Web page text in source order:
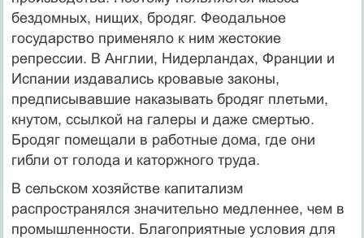
бездомных, нищих, бродяг. Феодальное
государство применяло к ним жестокие
репрессии. В Англии, Нидерландах, Франции и
Испании издавались кровавые законы,
предписывавшие наказывать бродяг плетьми,
кнутом, ссылкой на галеры и даже смертью.
Бродяг помещали в работные дома, где они
гибли от голода и каторжного труда.
В сельском хозяйстве капитализм
распространялся значительно медленнее, чем в
промышленности. Благоприятные условия для